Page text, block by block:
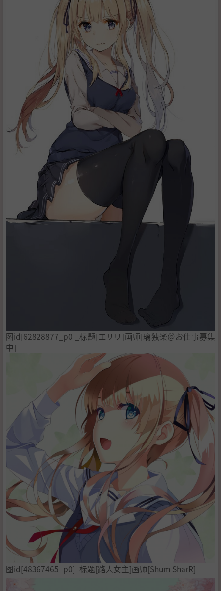
图id[62828877_p0]_标题[エリリ]画师[璃独楽＠お仕事募集
中]
图id[48367465_p0]_标题[路人女主]画师[Shum SharR]